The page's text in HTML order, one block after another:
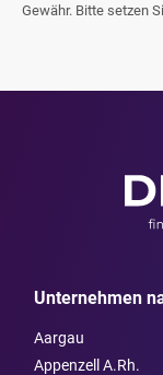
Gewähr. Bitte setzen
Unternehmen
Aargau
Appenzell A.Rh.